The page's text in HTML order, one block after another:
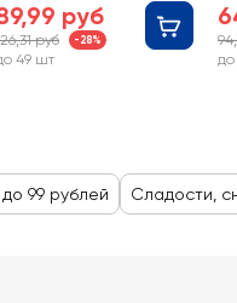
руб
руб -28%
49 шт до
99 рублей Сладости,